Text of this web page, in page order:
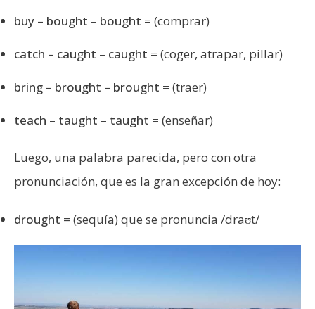
buy – bought – bought = (comprar)
catch – caught – caught = (coger, atrapar, pillar)
bring – brought – brought = (traer)
teach – taught – taught = (enseñar)
Luego, una palabra parecida, pero con otra
pronunciación, que es la gran excepción de hoy:
drought = (sequía) que se pronuncia /draʊt/